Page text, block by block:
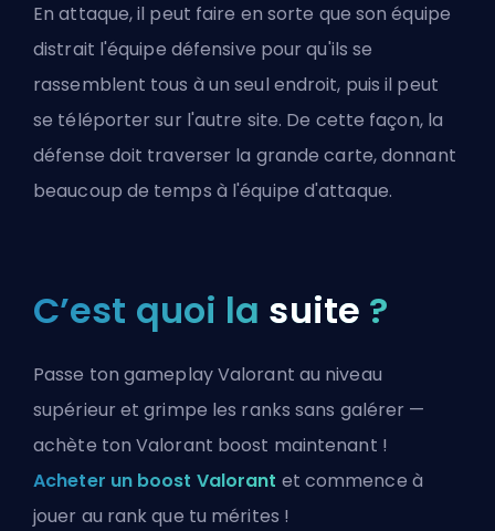
En attaque, il peut faire en sorte que son équipe
distrait l'équipe défensive pour qu'ils se
rassemblent tous à un seul endroit, puis il peut
se téléporter sur l'autre site. De cette façon, la
défense doit traverser la grande carte, donnant
beaucoup de temps à l'équipe d'attaque.
C’est quoi la suite ?
Passe ton gameplay Valorant au niveau
supérieur et grimpe les ranks sans galérer —
achète ton Valorant boost maintenant !
Acheter un boost Valorant et commence à
jouer au rank que tu mérites !